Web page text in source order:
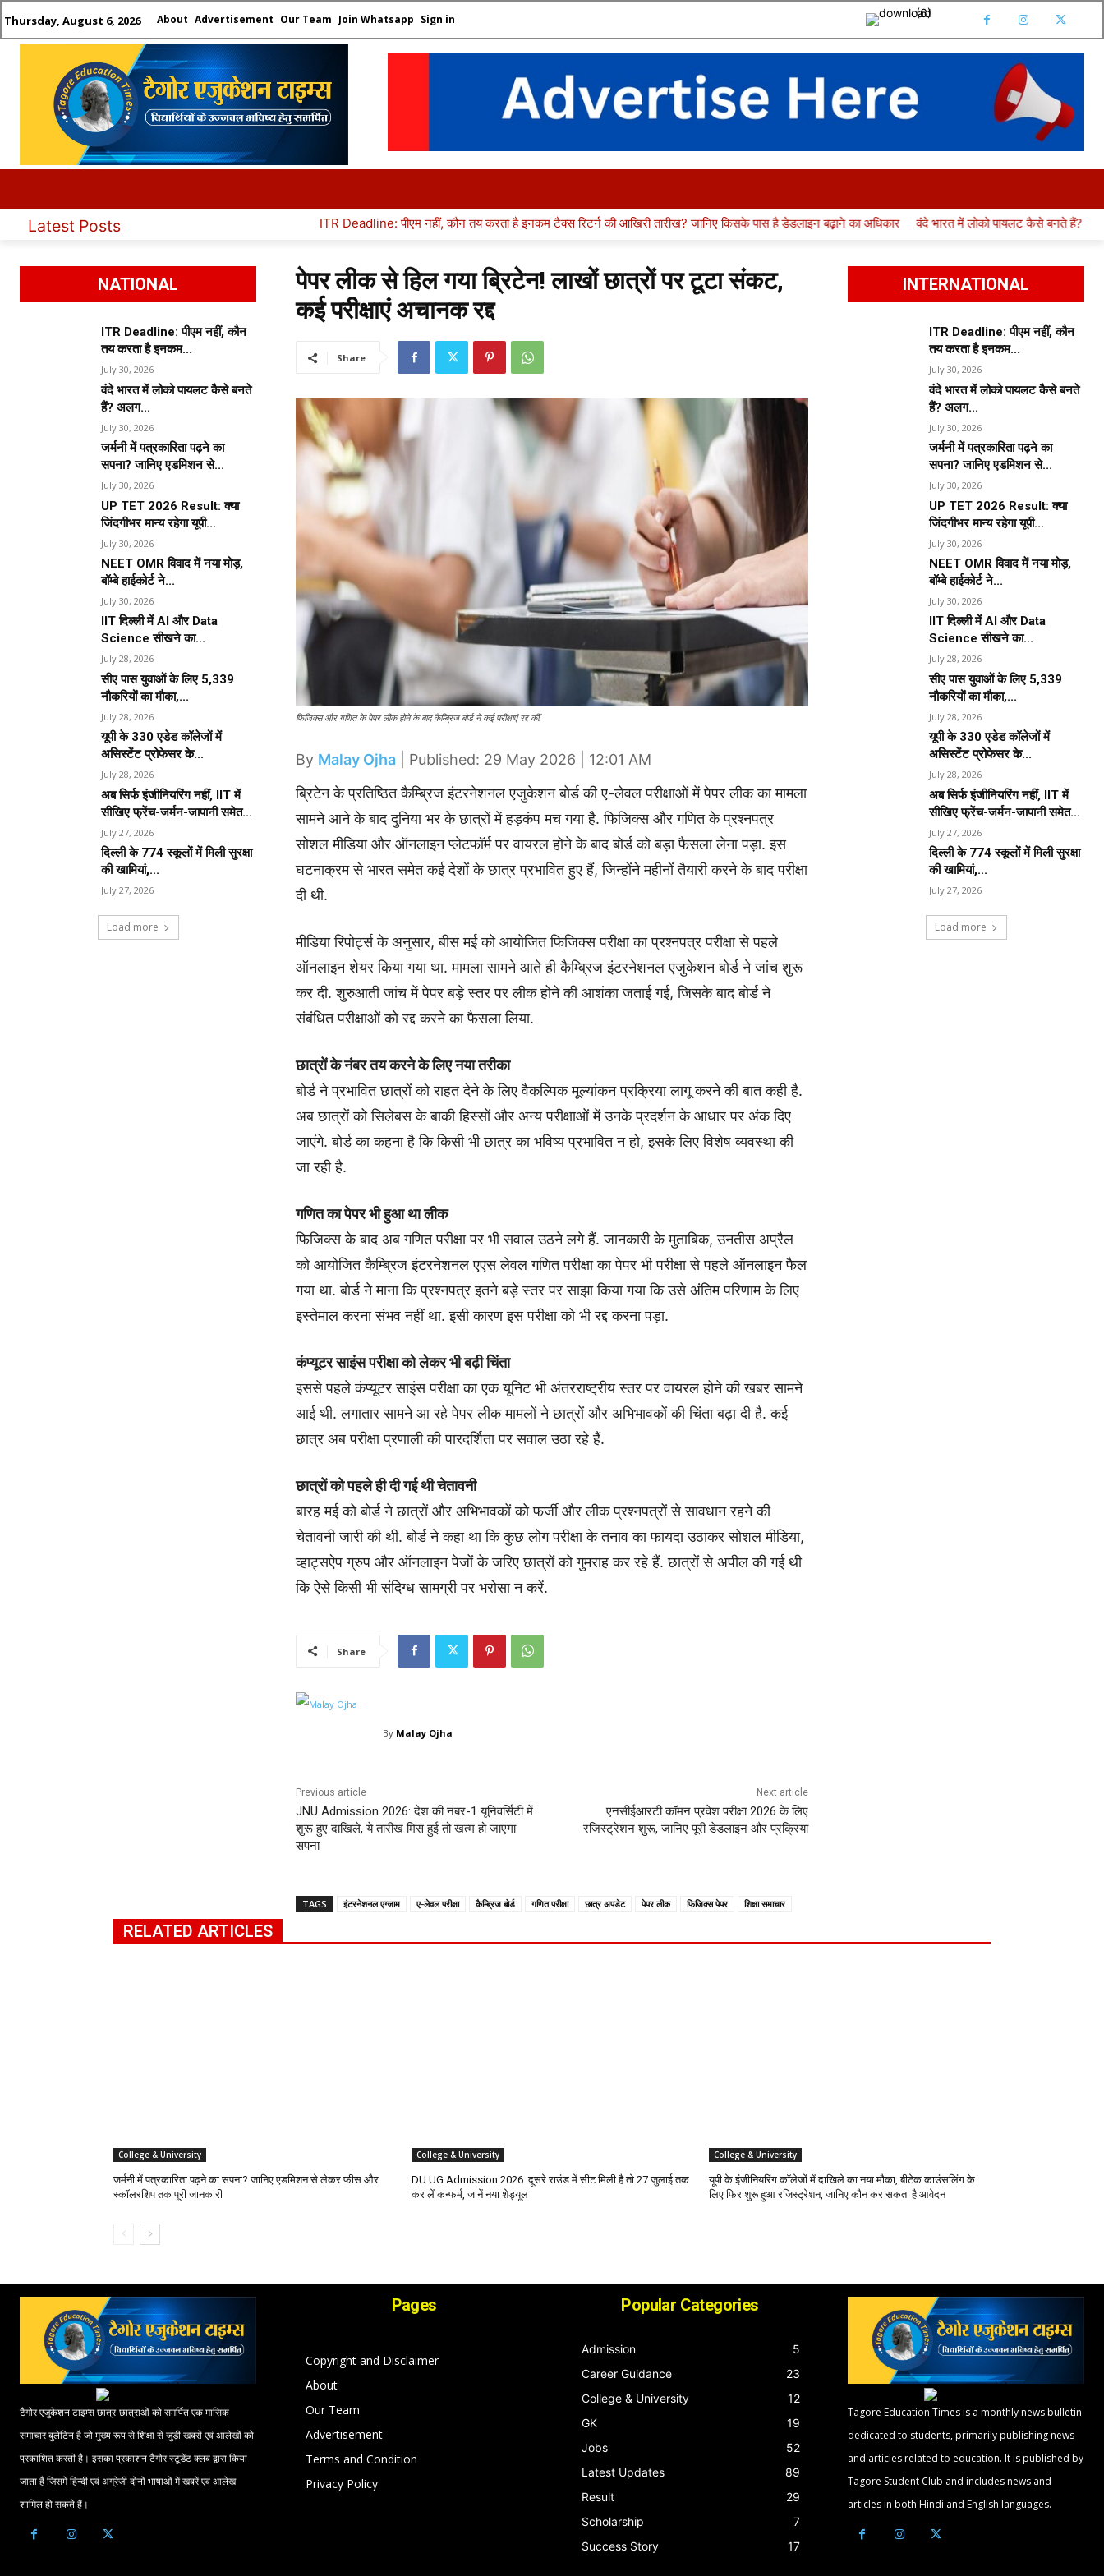
Thursday, August 6, 2026 About Advertisement Our Team Join Whatsapp Sign in
Latest Posts ITR Deadline: पीएम नहीं, कौन तय करता है इनकम टैक्स रिटर्न की आखिरी तारीख? जानिए किसके पास है डेडलाइन बढ़ाने का अधिकार वंदे भारत में लोको पायलट कैसे बनते हैं? अलग भर्ती या RRB ALP से
NATIONAL
ITR Deadline: पीएम नहीं, कौन
तय करता है इनकम...
July 30, 2026
वंदे भारत में लोको पायलट कैसे बनते
हैं? अलग...
July 30, 2026
जर्मनी में पत्रकारिता पढ़ने का
सपना? जानिए एडमिशन से...
July 30, 2026
UP TET 2026 Result: क्या
जिंदगीभर मान्य रहेगा यूपी...
July 30, 2026
NEET OMR विवाद में नया मोड़,
बॉम्बे हाईकोर्ट ने...
July 30, 2026
IIT दिल्ली में AI और Data
Science सीखने का...
July 28, 2026
सीए पास युवाओं के लिए 5,339
नौकरियों का मौका,...
July 28, 2026
यूपी के 330 एडेड कॉलेजों में
असिस्टेंट प्रोफेसर के...
July 28, 2026
अब सिर्फ इंजीनियरिंग नहीं, IIT में
सीखिए फ्रेंच-जर्मन-जापानी समेत...
July 27, 2026
दिल्ली के 774 स्कूलों में मिली सुरक्षा
की खामियां,...
July 27, 2026
Load more
पेपर लीक से हिल गया ब्रिटेन! लाखों छात्रों पर टूटा संकट,
कई परीक्षाएं अचानक रद्द
Share
फिजिक्स और गणित के पेपर लीक होने के बाद कैम्ब्रिज बोर्ड ने कई परीक्षाएं रद्द कीं.
By Malay Ojha | Published: 29 May 2026 | 12:01 AM
ब्रिटेन के प्रतिष्ठित कैम्ब्रिज इंटरनेशनल एजुकेशन बोर्ड की ए-लेवल परीक्षाओं में पेपर लीक का मामला
सामने आने के बाद दुनिया भर के छात्रों में हड़कंप मच गया है. फिजिक्स और गणित के प्रश्नपत्र
सोशल मीडिया और ऑनलाइन प्लेटफॉर्म पर वायरल होने के बाद बोर्ड को बड़ा फैसला लेना पड़ा. इस
घटनाक्रम से भारत समेत कई देशों के छात्र प्रभावित हुए हैं, जिन्होंने महीनों तैयारी करने के बाद परीक्षा
दी थी.
मीडिया रिपोर्ट्स के अनुसार, बीस मई को आयोजित फिजिक्स परीक्षा का प्रश्नपत्र परीक्षा से पहले
ऑनलाइन शेयर किया गया था. मामला सामने आते ही कैम्ब्रिज इंटरनेशनल एजुकेशन बोर्ड ने जांच शुरू
कर दी. शुरुआती जांच में पेपर बड़े स्तर पर लीक होने की आशंका जताई गई, जिसके बाद बोर्ड ने
संबंधित परीक्षाओं को रद्द करने का फैसला लिया.
छात्रों के नंबर तय करने के लिए नया तरीका
बोर्ड ने प्रभावित छात्रों को राहत देने के लिए वैकल्पिक मूल्यांकन प्रक्रिया लागू करने की बात कही है.
अब छात्रों को सिलेबस के बाकी हिस्सों और अन्य परीक्षाओं में उनके प्रदर्शन के आधार पर अंक दिए
जाएंगे. बोर्ड का कहना है कि किसी भी छात्र का भविष्य प्रभावित न हो, इसके लिए विशेष व्यवस्था की
जा रही है.
गणित का पेपर भी हुआ था लीक
फिजिक्स के बाद अब गणित परीक्षा पर भी सवाल उठने लगे हैं. जानकारी के मुताबिक, उनतीस अप्रैल
को आयोजित कैम्ब्रिज इंटरनेशनल एएस लेवल गणित परीक्षा का पेपर भी परीक्षा से पहले ऑनलाइन फैल
गया था. बोर्ड ने माना कि प्रश्नपत्र इतने बड़े स्तर पर साझा किया गया कि उसे अंतिम परिणाम के लिए
इस्तेमाल करना संभव नहीं था. इसी कारण इस परीक्षा को भी रद्द करना पड़ा.
कंप्यूटर साइंस परीक्षा को लेकर भी बढ़ी चिंता
इससे पहले कंप्यूटर साइंस परीक्षा का एक यूनिट भी अंतरराष्ट्रीय स्तर पर वायरल होने की खबर सामने
आई थी. लगातार सामने आ रहे पेपर लीक मामलों ने छात्रों और अभिभावकों की चिंता बढ़ा दी है. कई
छात्र अब परीक्षा प्रणाली की पारदर्शिता पर सवाल उठा रहे हैं.
छात्रों को पहले ही दी गई थी चेतावनी
बारह मई को बोर्ड ने छात्रों और अभिभावकों को फर्जी और लीक प्रश्नपत्रों से सावधान रहने की
चेतावनी जारी की थी. बोर्ड ने कहा था कि कुछ लोग परीक्षा के तनाव का फायदा उठाकर सोशल मीडिया,
व्हाट्सऐप ग्रुप और ऑनलाइन पेजों के जरिए छात्रों को गुमराह कर रहे हैं. छात्रों से अपील की गई थी
कि ऐसे किसी भी संदिग्ध सामग्री पर भरोसा न करें.
Share
By Malay Ojha
Previous article
JNU Admission 2026: देश की नंबर-1 यूनिवर्सिटी में
शुरू हुए दाखिले, ये तारीख मिस हुई तो खत्म हो जाएगा
सपना
Next article
एनसीईआरटी कॉमन प्रवेश परीक्षा 2026 के लिए
रजिस्ट्रेशन शुरू, जानिए पूरी डेडलाइन और प्रक्रिया
TAGS इंटरनेशनल एग्जाम ए-लेवल परीक्षा कैम्ब्रिज बोर्ड गणित परीक्षा छात्र अपडेट पेपर लीक फिजिक्स पेपर शिक्षा समाचार
INTERNATIONAL
ITR Deadline: पीएम नहीं, कौन
तय करता है इनकम...
July 30, 2026
वंदे भारत में लोको पायलट कैसे बनते
हैं? अलग...
July 30, 2026
जर्मनी में पत्रकारिता पढ़ने का
सपना? जानिए एडमिशन से...
July 30, 2026
UP TET 2026 Result: क्या
जिंदगीभर मान्य रहेगा यूपी...
July 30, 2026
NEET OMR विवाद में नया मोड़,
बॉम्बे हाईकोर्ट ने...
July 30, 2026
IIT दिल्ली में AI और Data
Science सीखने का...
July 28, 2026
सीए पास युवाओं के लिए 5,339
नौकरियों का मौका,...
July 28, 2026
यूपी के 330 एडेड कॉलेजों में
असिस्टेंट प्रोफेसर के...
July 28, 2026
अब सिर्फ इंजीनियरिंग नहीं, IIT में
सीखिए फ्रेंच-जर्मन-जापानी समेत...
July 27, 2026
दिल्ली के 774 स्कूलों में मिली सुरक्षा
की खामियां,...
July 27, 2026
Load more
RELATED ARTICLES
College & University
जर्मनी में पत्रकारिता पढ़ने का सपना? जानिए एडमिशन से लेकर फीस और
स्कॉलरशिप तक पूरी जानकारी
College & University
DU UG Admission 2026: दूसरे राउंड में सीट मिली है तो 27 जुलाई तक
कर लें कन्फर्म, जानें नया शेड्यूल
College & University
यूपी के इंजीनियरिंग कॉलेजों में दाखिले का नया मौका, बीटेक काउंसलिंग के
लिए फिर शुरू हुआ रजिस्ट्रेशन, जानिए कौन कर सकता है आवेदन
टैगोर एजुकेशन टाइम्स छात्र-छात्राओं को समर्पित एक मासिक
समाचार बुलेटिन है जो मुख्य रूप से शिक्षा से जुड़ी खबरों एवं आलेखों को
प्रकाशित करती है। इसका प्रकाशन टैगोर स्टूडेंट क्लब द्वारा किया
जाता है जिसमें हिन्दी एवं अंग्रेजी दोनों भाषाओं में खबरें एवं आलेख
शामिल हो सकते हैं।
Pages
Copyright and Disclaimer
About
Our Team
Advertisement
Terms and Condition
Privacy Policy
Popular Categories
Admission
5
Career Guidance
23
College & University
12
GK
19
Jobs
52
Latest Updates
89
Result
29
Scholarship
7
Success Story
17
Tagore Education Times is a monthly news bulletin
dedicated to students, primarily publishing news
and articles related to education. It is published by
Tagore Student Club and includes news and
articles in both Hindi and English languages.